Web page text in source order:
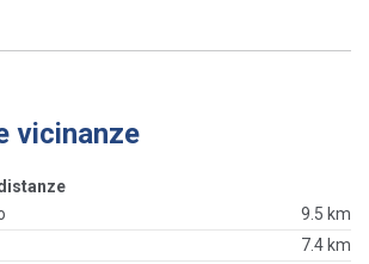
vicinanze
9.5 km
7.4 km